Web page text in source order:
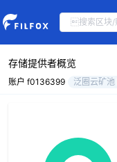
存储提供者概览
账户 f0136399 泛圈云矿池